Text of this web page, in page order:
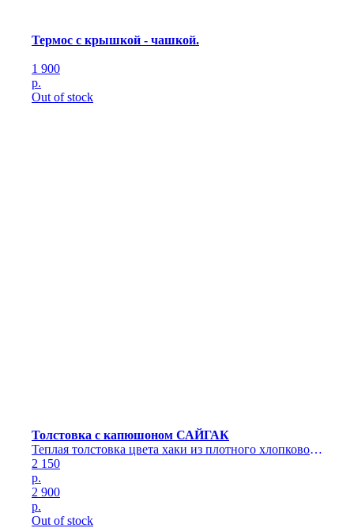
Термос c крышкой - чашкой.
1 900
р.
Out of stock
Толстовка с капюшоном САЙГАК
Теплая толстовка цвета хаки из плотного хлопкового
трикотажа с капюшоном и карманом
2 150
р.
2 900
р.
Out of stock